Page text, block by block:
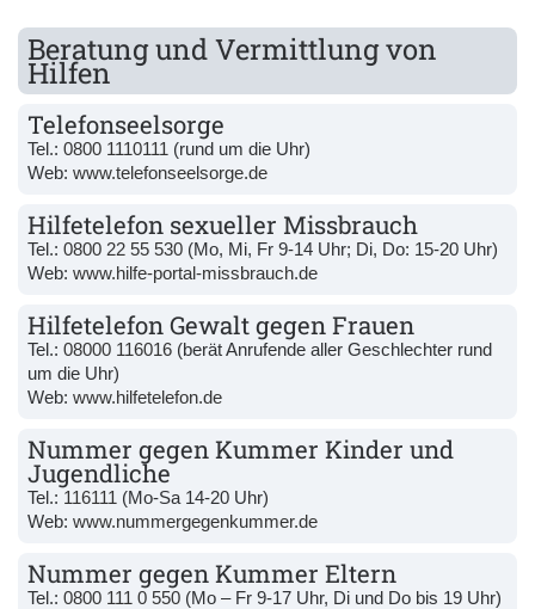
Beratung und Vermittlung von
Hilfen
Telefonseelsorge
Tel.: 0800 1110111 (rund um die Uhr)
Web: www.telefonseelsorge.de
Hilfetelefon sexueller Missbrauch
Tel.: 0800 22 55 530 (Mo, Mi, Fr 9-14 Uhr; Di, Do: 15-20 Uhr)
Web: www.hilfe-portal-missbrauch.de
Hilfetelefon Gewalt gegen Frauen
Tel.: 08000 116016 (berät Anrufende aller Geschlechter rund
um die Uhr)
Web: www.hilfetelefon.de
Nummer gegen Kummer Kinder und
Jugendliche
Tel.: 116111 (Mo-Sa 14-20 Uhr)
Web: www.nummergegenkummer.de
Nummer gegen Kummer Eltern
Tel.: 0800 111 0 550 (Mo – Fr 9-17 Uhr, Di und Do bis 19 Uhr)